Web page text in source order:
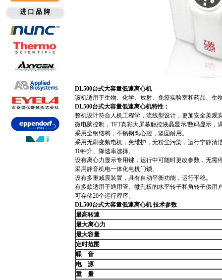
进 口 品 牌
DL500台式大容量低速离心机
该机适用于生物、化学、放射、免疫实验室和药品、生
DL500台式大容量低速离心机特性：
整机设计符合人机工程学，流线型设计，更加安全美观
微电脑控制，TFT真彩大屏幕触控液晶显示/数码显示，
采用全钢结构，不锈钢离心腔，坚固耐用。
采用无刷变频电机，免维护，无粉尘污染，运行宁静清
10种升、降速率选择。
设有离心力显示专用键，运行中可随时更改参数，无需
采用静音机电一体化电机门锁。
设有多重减震装置，具有自动平衡功能，运行平稳。
有多款适用于通用管、微孔板的水平转子和角转子供用
可存储20个运行程序。
DL500台式大容量低速离心机 技术参数
最高转速
最大离心力
最大容量
定时范围
噪 音
电 源
重 量